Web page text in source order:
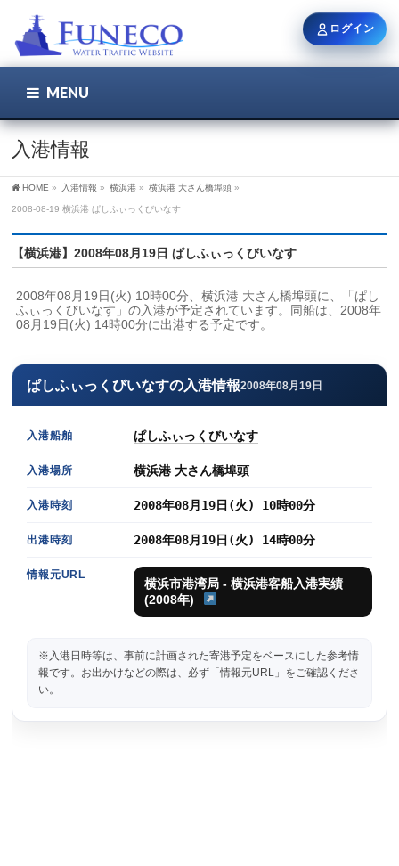
MENU
入港情報
HOME » 入港情報 » 横浜港 » 横浜港 大さん橋埠頭 »
2008-08-19 横浜港 ぱしふぃっくびいなす
【横浜港】2008年08月19日 ぱしふぃっくびいなす
2008年08月19日(火) 10時00分、横浜港 大さん橋埠頭に、「ぱし
ふぃっくびいなす」の入港が予定されています。同船は、2008年
08月19日(火) 14時00分に出港する予定です。
ぱしふぃっくびいなすの入港情報2008年08月19日
入港船舶 ぱしふぃっくびいなす
入港場所 横浜港 大さん橋埠頭
入港時刻 2008年08月19日(火) 10時00分
出港時刻 2008年08月19日(火) 14時00分
情報元URL
横浜市港湾局 - 横浜港客船入港実績
(2008年)
※入港日時等は、事前に計画された寄港予定をベースにした参考情
報です。お出かけなどの際は、必ず「情報元URL」をご確認くださ
い。
ログイン
ユーザー名 / メール
新規登録 パスワードを忘れた方